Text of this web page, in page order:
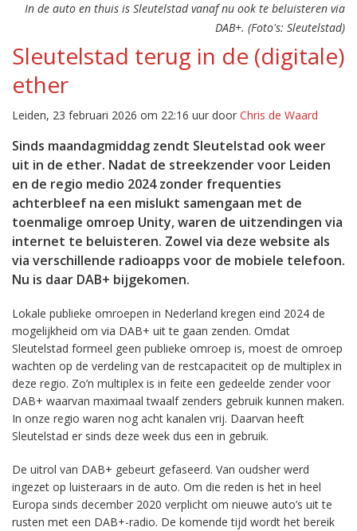
In de auto en thuis is Sleutelstad vanaf nu ook te beluisteren via
DAB+. (Foto's: Sleutelstad)
Sleutelstad terug in de (digitale)
ether
Leiden, 23 februari 2026 om 22:16 uur door Chris de Waard
Sinds maandagmiddag zendt Sleutelstad ook weer
uit in de ether. Nadat de streekzender voor Leiden
en de regio medio 2024 zonder frequenties
achterbleef na een mislukt samengaan met de
toenmalige omroep Unity, waren de uitzendingen via
internet te beluisteren. Zowel via deze website als
via verschillende radioapps voor de mobiele telefoon.
Nu is daar DAB+ bijgekomen.
Lokale publieke omroepen in Nederland kregen eind 2024 de
mogelijkheid om via DAB+ uit te gaan zenden. Omdat
Sleutelstad formeel geen publieke omroep is, moest de omroep
wachten op de verdeling van de restcapaciteit op de multiplex in
deze regio. Zo’n multiplex is in feite een gedeelde zender voor
DAB+ waarvan maximaal twaalf zenders gebruik kunnen maken.
In onze regio waren nog acht kanalen vrij. Daarvan heeft
Sleutelstad er sinds deze week dus een in gebruik.
De uitrol van DAB+ gebeurt gefaseerd. Van oudsher werd
ingezet op luisteraars in de auto. Om die reden is het in heel
Europa sinds december 2020 verplicht om nieuwe auto’s uit te
rusten met een DAB+-radio. De komende tijd wordt het bereik